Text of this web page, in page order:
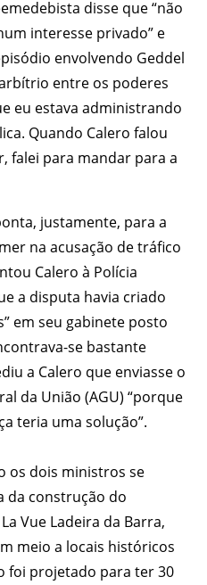
disse que “não
interesse privado” e
envolvendo Geddel
entre os poderes
eu estava administrando
Quando Calero falou
falei para mandar para a
justamente, para a
na acusação de tráfico
Calero à Polícia
a disputa havia criado
em seu gabinete posto
se bastante
a Calero que enviasse o
da União (AGU) “porque
teria uma solução”.
os dois ministros se
da construção do
Vue Ladeira da Barra,
meio a locais históricos
foi projetado para ter 30